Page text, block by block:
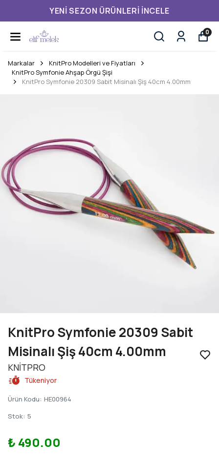
YENI SEZON ÜRÜNLERI İNCELE
0
Markalar
KnitPro Modelleri ve Fiyatları
KnitPro Symfonie Ahşap Örgü Şişi
KnitPro Symfonie 20309 Sabit Misinalı Şiş 40cm 4.00mm
KnitPro Symfonie 20309 Sabit
Misinalı Şiş 40cm 4.00mm
KNİTPRO
Tükeniyor
Ürün Kodu: HE00964
Stok: 5
₺ 490.00